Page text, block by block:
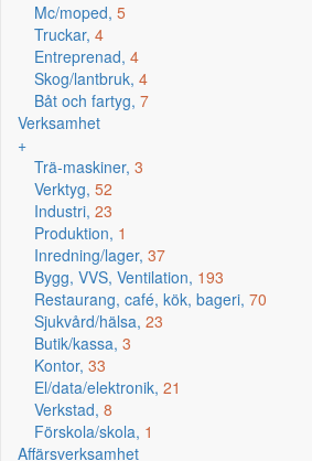
Mc/moped, 5
Truckar, 4
Entreprenad, 4
Skog/lantbruk, 4
Båt och fartyg, 7
Verksamhet
+
Trä-maskiner, 3
Verktyg, 52
Industri, 23
Produktion, 1
Inredning/lager, 37
Bygg, VVS, Ventilation, 193
Restaurang, café, kök, bageri, 70
Sjukvård/hälsa, 23
Butik/kassa, 3
Kontor, 33
El/data/elektronik, 21
Verkstad, 8
Förskola/skola, 1
Affärsverksamhet